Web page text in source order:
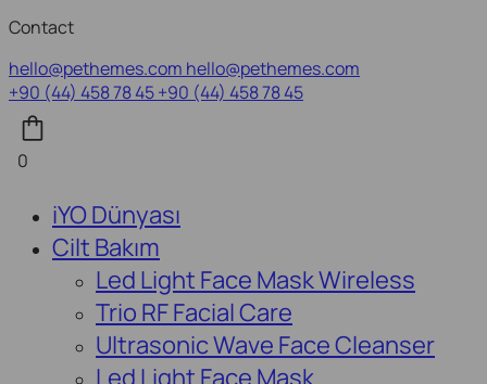
Contact
hello@pethemes.com hello@pethemes.com
+90 (44) 458 78 45+90 (44) 458 78 45
0
iYO Dünyası
Cilt Bakım
Led Light Face Mask Wireless
Trio RF Facial Care
Ultrasonic Wave Face Cleanser